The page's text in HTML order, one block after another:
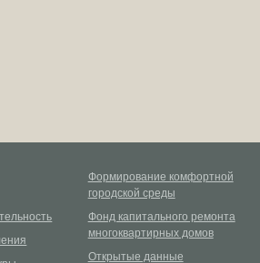
Формирование комфортной
городской среды
Фонд капитального ремонта
многоквартирных домов
Открытые данные